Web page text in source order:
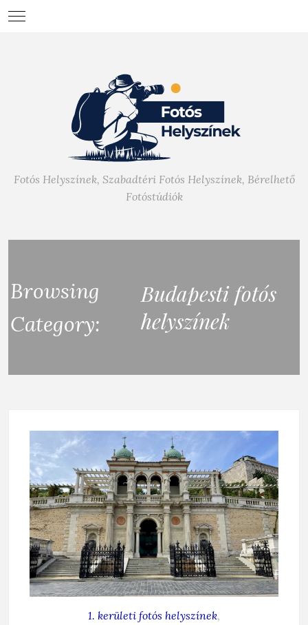
Fotós Helyszínek, Szabadtéri Fotós Helyszínek, Bérelhető
Fotóstúdiók
Browsing
Category:
Budapesti fotós
helyszínek
1. kerületi fotós helyszínek,